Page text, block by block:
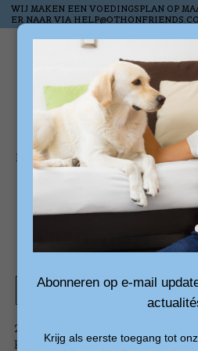
WIJ MAKEN EEN VOEDINGSPLAN OP
ER NAAR VIA
Home / Tags
Producten
Filters
2
producten
op
Abonneren op e-mail
Krijg als eerste toegang tot